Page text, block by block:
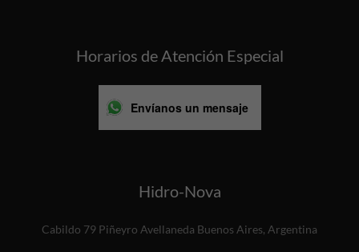
Horarios de Atención Especial
Envíanos un mensaje
Hidro-Nova
Cabildo 79 Piñeyro Avellaneda Buenos Aires, Argentina